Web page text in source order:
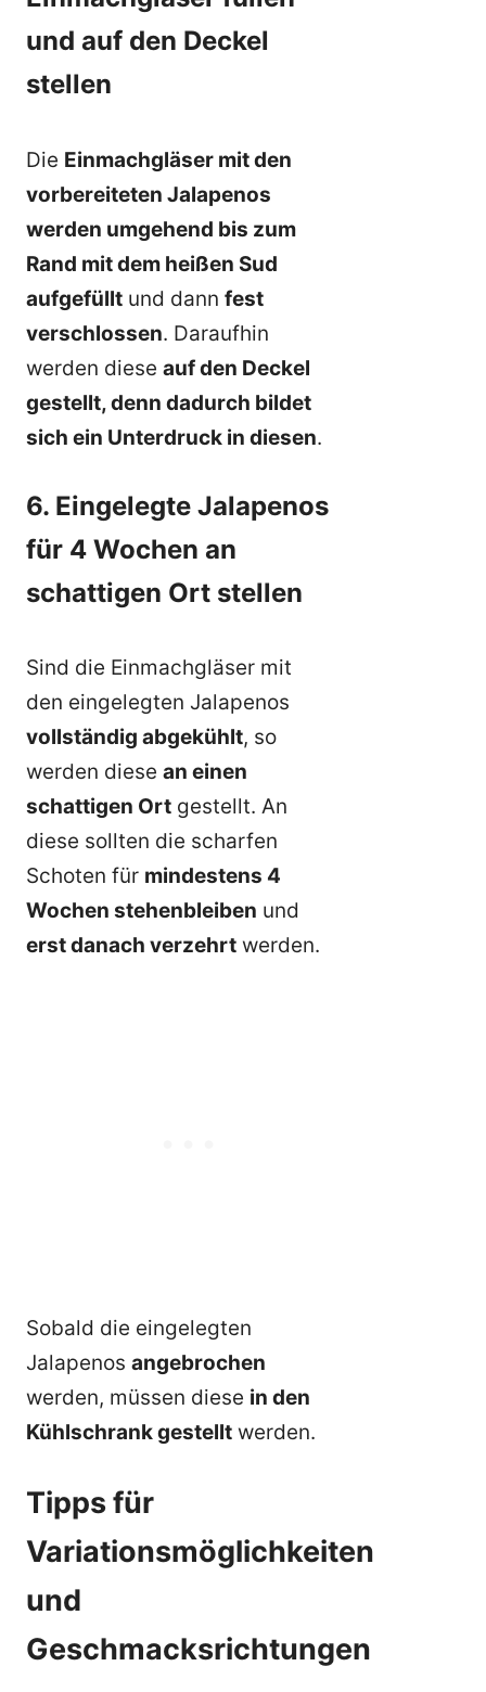
und auf den Deckel
stellen
Die Einmachgläser mit den
vorbereiteten Jalapenos
werden umgehend bis zum
Rand mit dem heißen Sud
aufgefüllt und dann fest
verschlossen. Daraufhin
werden diese auf den Deckel
gestellt, denn dadurch bildet
sich ein Unterdruck in diesen.
6. Eingelegte Jalapenos
für 4 Wochen an
schattigen Ort stellen
Sind die Einmachgläser mit
den eingelegten Jalapenos
vollständig abgekühlt, so
werden diese an einen
schattigen Ort gestellt. An
diese sollten die scharfen
Schoten für mindestens 4
Wochen stehenbleiben und
erst danach verzehrt werden.
Sobald die eingelegten
Jalapenos angebrochen
werden, müssen diese in den
Kühlschrank gestellt werden.
Tipps für
Variationsmöglichkeiten
und
Geschmacksrichtungen